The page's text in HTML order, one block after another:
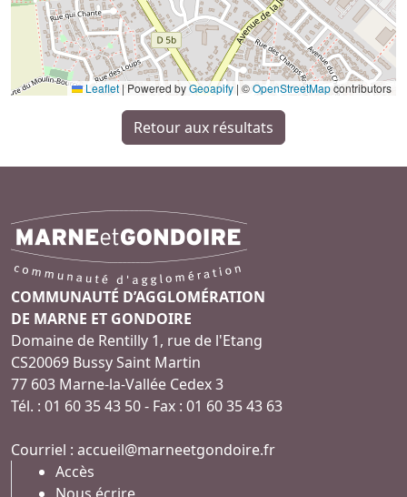
Leaflet | Powered byGeoapify | ©OpenStreetMapcontributors
Retour aux résultats
COMMUNAUTÉ D’AGGLOMÉRATION
DE MARNE ET GONDOIRE
Domaine de Rentilly 1, rue de l'Etang
CS20069 Bussy Saint Martin
77 603 Marne-la-Vallée Cedex 3
Tél. : 01 60 35 43 50 - Fax : 01 60 35 43 63
Courriel : accueil@marneetgondoire.fr
Accès
Nous écrire